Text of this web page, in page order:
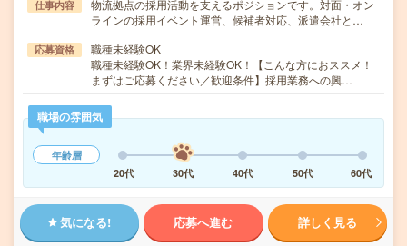
仕事内容
物流拠点の採用活動を支えるポジションです。対面・オン
ラインの採用イベント運営、候補者対応、派遣会社と…
応募資格
職種未経験OK
職種未経験OK！業界未経験OK！【こんな方におススメ！
まずはご応募ください／歓迎条件】採用業務への興…
職場の雰囲気
年齢層
20代
30代 40代 50代 60代
気になる! 応募へ進む 詳しく見る